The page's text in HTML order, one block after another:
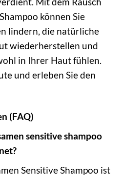
können Sie
lindern, die natürliche
wiederherstellen und
in Ihrer Haut fühlen.
und erleben Sie den
(FAQ)
sensitive shampoo
Sensitive Shampoo ist